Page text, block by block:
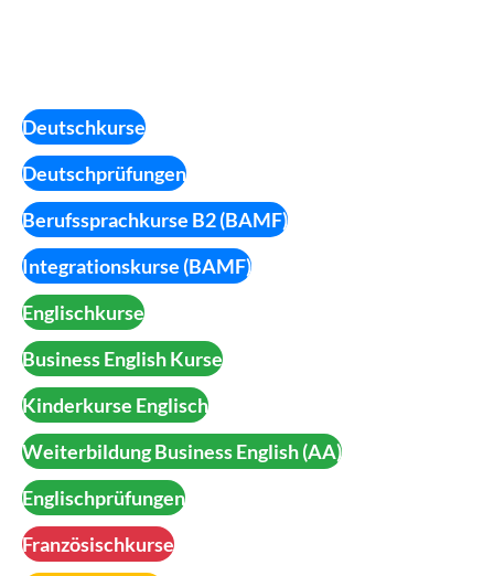
Deutschkurse
Deutschprüfungen
Berufssprachkurse B2 (BAMF)
Integrationskurse (BAMF)
Englischkurse
Business English Kurse
Kinderkurse Englisch
Weiterbildung Business English (AA)
Englischprüfungen
Französischkurse